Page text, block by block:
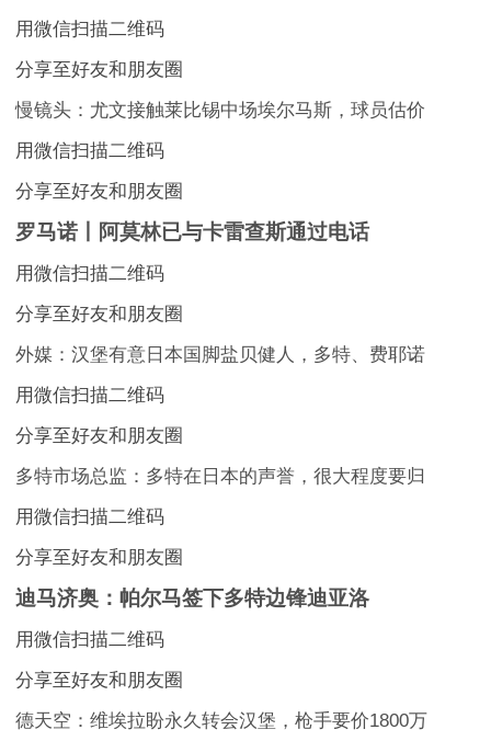
用微信扫描二维码
分享至好友和朋友圈
慢镜头：尤文接触莱比锡中场埃尔马斯，球员估价
用微信扫描二维码
分享至好友和朋友圈
罗马诺丨阿莫林已与卡雷查斯通过电话
用微信扫描二维码
分享至好友和朋友圈
外媒：汉堡有意日本国脚盐贝健人，多特、费耶诺
用微信扫描二维码
分享至好友和朋友圈
多特市场总监：多特在日本的声誉，很大程度要归
用微信扫描二维码
分享至好友和朋友圈
迪马济奥：帕尔马签下多特边锋迪亚洛
用微信扫描二维码
分享至好友和朋友圈
德天空：维埃拉盼永久转会汉堡，枪手要价1800万